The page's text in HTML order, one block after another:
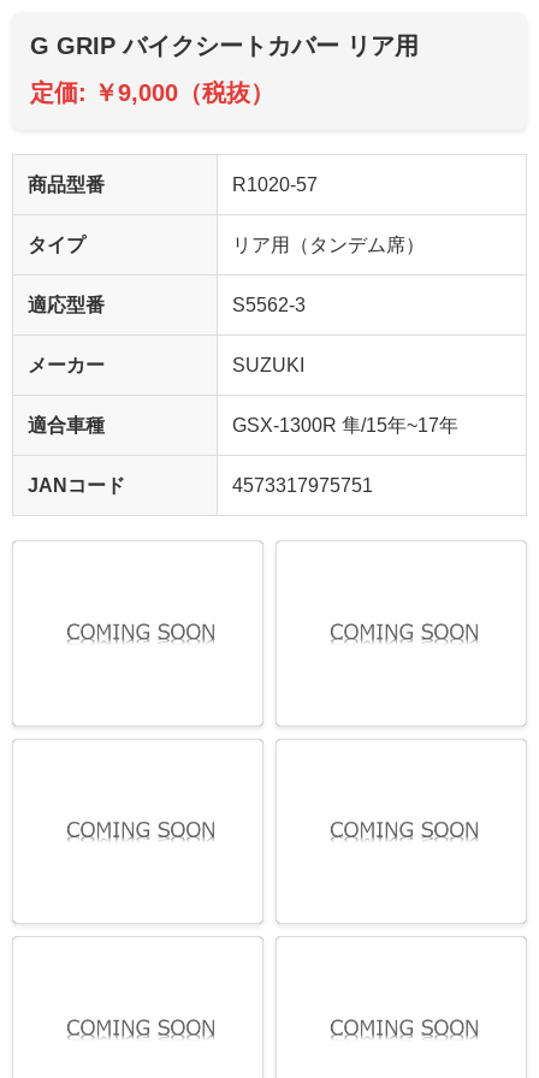
G GRIP バイクシートカバー リア用
定価: ￥9,000（税抜）
商品型番 R1020-57
タイプ リア用（タンデム席）
適応型番 S5562-3
メーカー SUZUKI
適合車種 GSX-1300R 隼/15年~17年
JANコード 4573317975751